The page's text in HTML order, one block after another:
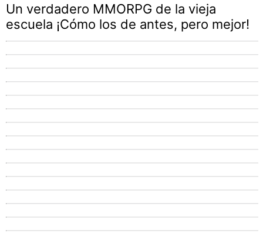
Un verdadero MMORPG de la vieja
escuela ¡Cómo los de antes, pero mejor!